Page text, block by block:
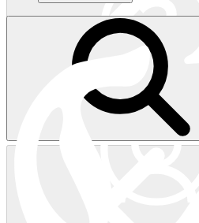
キャロウェイアパレルはこちら>>>